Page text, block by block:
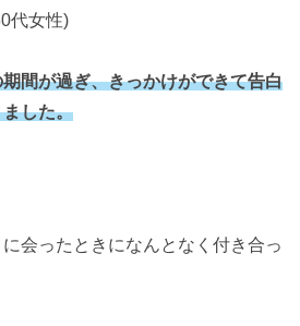
代女性)
間が過ぎ、きっかけができて告白
した。
会ったときになんとなく付き合っ